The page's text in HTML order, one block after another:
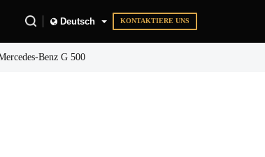
KONTAKTIERE UNS
Deutsch
Benz G 500